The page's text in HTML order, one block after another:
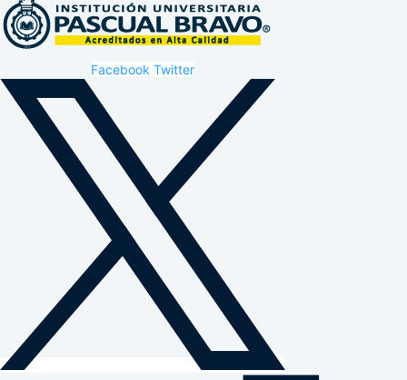
Facebook Twitter